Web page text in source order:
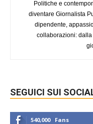
Politiche e
diventare Giornalista
dipendente,
collaborazioni:
SEGUICI SUI
540,000 Fans